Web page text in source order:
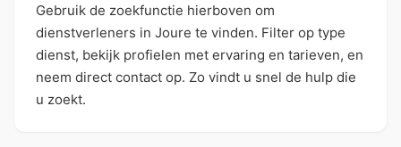
Gebruik de zoekfunctie hierboven om
dienstverleners in Joure te vinden. Filter op type
dienst, bekijk profielen met ervaring en tarieven, en
neem direct contact op. Zo vindt u snel de hulp die
u zoekt.